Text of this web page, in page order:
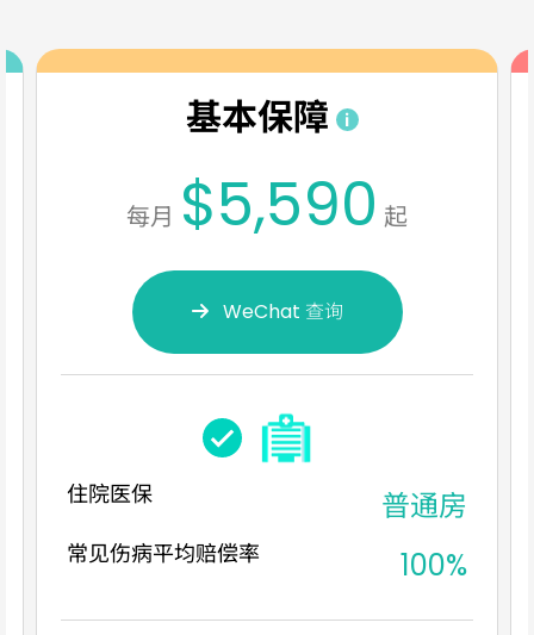
基本保障
每月 $5,590 起
WeChat 查询
住院医保 普通房
常见伤病平均赔偿率 100%